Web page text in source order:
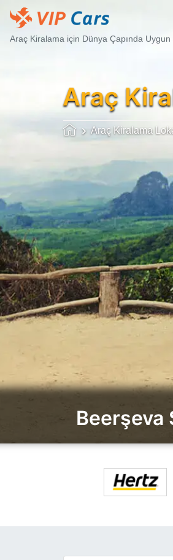
Araç Kiralama için Dünya Çapında
Araç
Araç Kiralama
Beerşeva